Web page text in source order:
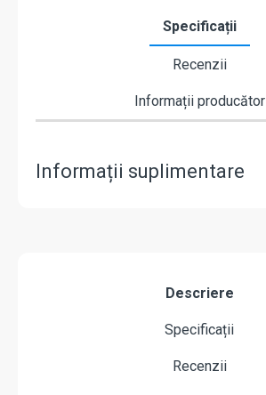
Specificații
Recenzii
Informații producător
Informații suplimentare
Descriere
Specificații
Recenzii